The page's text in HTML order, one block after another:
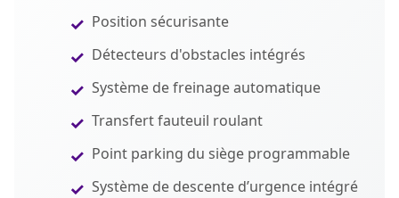
Position sécurisante
Détecteurs d'obstacles intégrés
Système de freinage automatique
Transfert fauteuil roulant
Point parking du siège programmable
Système de descente d’urgence intégré